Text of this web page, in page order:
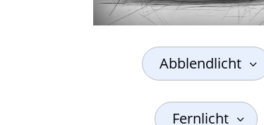
Abblendlicht
Fernlicht